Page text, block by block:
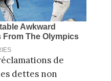
de
dettes non